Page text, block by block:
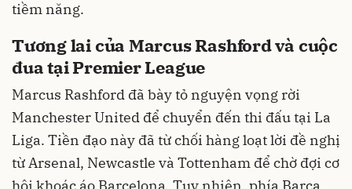
tiềm năng.
Tương lai của Marcus Rashford và cuộc
đua tại Premier League
Marcus Rashford đã bày tỏ nguyện vọng rời
Manchester United để chuyển đến thi đấu tại La
Liga. Tiền đạo này đã từ chối hàng loạt lời đề nghị
từ Arsenal, Newcastle và Tottenham để chờ đợi cơ
hội khoác áo Barcelona. Tuy nhiên, phía Barca